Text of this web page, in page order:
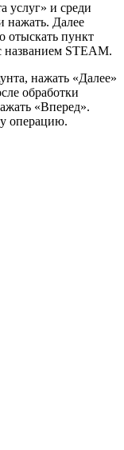
услуг» и среди
нажать. Далее
отыскать пункт
названием STEAM.
нажать «Далее»
обработки
«Вперед».
операцию.